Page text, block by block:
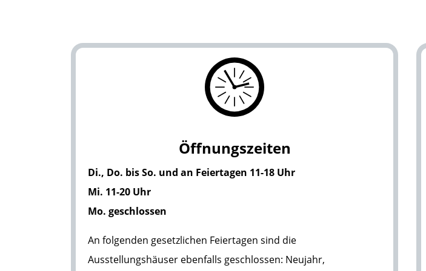
Öffnungszeiten
Di., Do. bis So. und an Feiertagen 11-18 Uhr
Mi. 11-20 Uhr
Mo. geschlossen
An folgenden gesetzlichen Feiertagen sind die
Ausstellungshäuser ebenfalls geschlossen: Neujahr,